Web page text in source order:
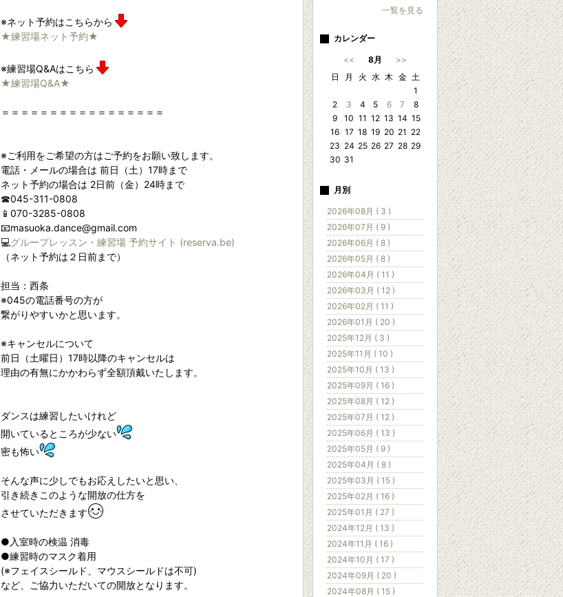
※ネット予約はこちらから
★練習場ネット予約★
※練習場Q&Aはこちら
★練習場Q&A★
＝＝＝＝＝＝＝＝＝＝＝＝＝＝＝＝＝
※ご利用をご希望の方はご予約をお願い致します。
電話・メールの場合は 前日（土）17時まで
ネット予約の場合は 2日前（金）24時まで
☎045-311-0808
📱070-3285-0808
📧masuoka.dance@gmail.com
💻グループレッスン・練習場 予約サイト (reserva.be)
（ネット予約は２日前まで）
担当：西条
※045の電話番号の方が
繋がりやすいかと思います。
※キャンセルについて
前日（土曜日）17時以降のキャンセルは
理由の有無にかかわらず全額頂戴いたします。
ダンスは練習したいけれど
開いているところが少ない
密も怖い
そんな声に少しでもお応えしたいと思い、
引き続きこのような開放の仕方を
させていただきます
●入室時の検温 消毒
●練習時のマスク着用
(※フェイスシールド、マウスシールドは不可)
など、ご協力いただいての開放となります。
一覧を見る
カレンダー
<< 8月
>>
日
月 火 水 木 金 土
1
2
3 4 5 6 7
8
9
10 11 12 13 14 15
16 17 18 19 20 21 22
23 24 25 26 27 28 29
30 31
月別
2026年08月 ( 3 )
2026年07月 ( 9 )
2026年06月 ( 8 )
2026年05月 ( 8 )
2026年04月 ( 11 )
2026年03月 ( 12 )
2026年02月 ( 11 )
2026年01月 ( 20 )
2025年12月 ( 3 )
2025年11月 ( 10 )
2025年10月 ( 13 )
2025年09月 ( 16 )
2025年08月 ( 12 )
2025年07月 ( 12 )
2025年06月 ( 13 )
2025年05月 ( 9 )
2025年04月 ( 8 )
2025年03月 ( 15 )
2025年02月 ( 16 )
2025年01月 ( 27 )
2024年12月 ( 13 )
2024年11月 ( 16 )
2024年10月 ( 17 )
2024年09月 ( 20 )
2024年08月 ( 15 )